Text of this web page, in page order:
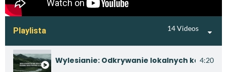
Playlista 14 Videos
Wylesianie: Odkrywanie lokalnych 4:20